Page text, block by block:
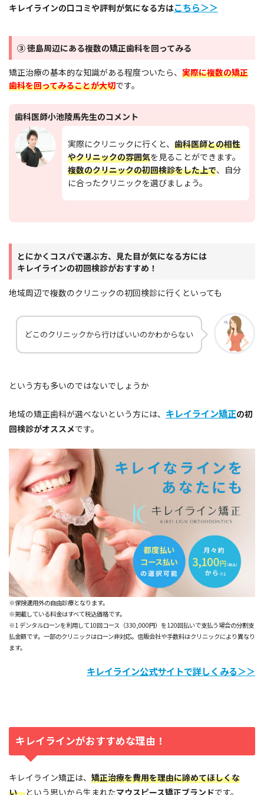
小池先生
方法です。治療装置はワイヤーとブラケットか
ら構成されます。痛みは伴いますが、抜歯など
を行い大きな移動を目指す治療に適していま
マウスピース矯正についても教えてほしいで
す！
段階毎にマウスピースを交換して歯列矯正して
いきます。
治療中の見た目を気にする方や、 上顎前突（出
正治療を行いたい方に適している矯正方法と言
えます。
大きな移動を行う矯正治
キレイラインの口コミや評判が気になる方はこちら＞＞
③徳島周辺にある複数の矯正歯科を回ってみる
矯正治療の基本的な知識がある程度ついたら、 実際に複数の矯正
歯科を回ってみることが大切です。
歯科医師小池陵馬先生のコメント
実際にクリニックに行くと、 歯科医師との相性
やクリニックの雰囲気を見ることができます。
複数のクリニックの初回検診をした上で、自分
に合ったクリニックを選びましょう。
とにかくコスパで選ぶ方、見た目が気になる方には
キレイラインの初回検診がおすすめ！
地域周辺で複数のクリニックの初回検診に行くといっても
どこのクリニックから行けばいいのかわからない
という方も多いのではないでしょうか
地域の矯正歯科が選べないという方には、 キレイライン矯正の初
回検診がオススメです。
※保険適用外の自由診療となります。
※掲載している料金はすべて税込価格です。
※1 デンタルローンを利用して10回コース（330,000円）を120回払いで支払う場合の分割支
払金額です。一部のクリニックはローン非対応。信販会社や手数料はクリニックにより異なり
ます。
キレイライン公式サイトで詳しくみる＞＞
キレイラインがおすすめな理由！
キレイライン矯正は、 矯正治療を費用を理由に諦めてほしくな
いという思いから生まれたマウスピース矯正ブランドです。